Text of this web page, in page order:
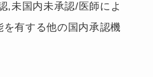
,未国内未承認/医師によ
を有する他の国内承認機